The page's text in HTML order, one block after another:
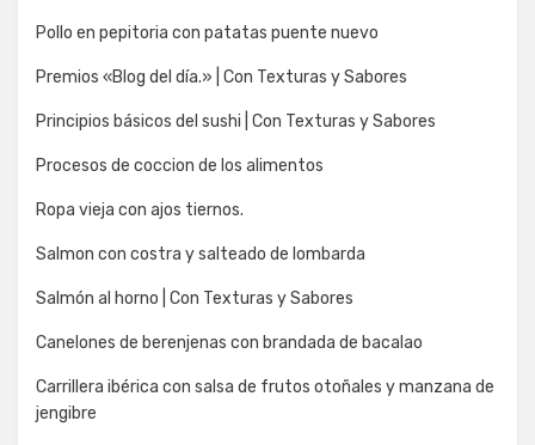
Pollo en pepitoria con patatas puente nuevo
Premios «Blog del día.» | Con Texturas y Sabores
Principios básicos del sushi | Con Texturas y Sabores
Procesos de coccion de los alimentos
Ropa vieja con ajos tiernos.
Salmon con costra y salteado de lombarda
Salmón al horno | Con Texturas y Sabores
Canelones de berenjenas con brandada de bacalao
Carrillera ibérica con salsa de frutos otoñales y manzana de
jengibre